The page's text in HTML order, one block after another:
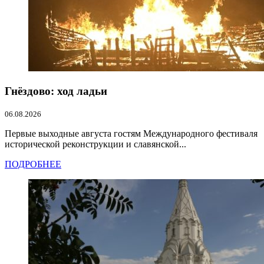
Гнёздово: ход ладьи
06.08.2026
Первые выходные августа гостям Международного фестиваля
исторической реконструкции и славянской...
ПОДРОБНЕЕ